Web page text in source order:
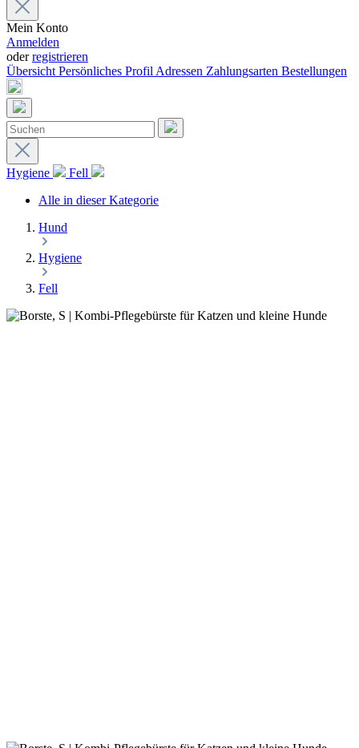
Mein Konto
Anmelden
oderregistrieren
Übersicht Persönliches Profil Adressen Zahlungsarten Bestellungen
Hygiene
Fell
Alle in dieser Kategorie
Hund
Hygiene
Fell